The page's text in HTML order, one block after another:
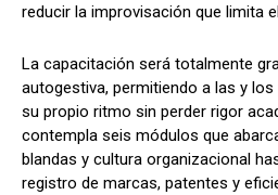
reducir la improvisación que limita
La capacitación será totalmente
autogestiva, permitiendo a las y
su propio ritmo sin perder rigor
contempla seis módulos que
blandas y cultura organizacional
registro de marcas, patentes y